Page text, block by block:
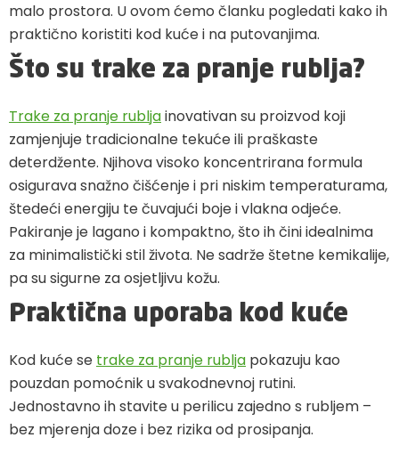
malo prostora. U ovom ćemo članku pogledati kako ih
praktično koristiti kod kuće i na putovanjima.
Što su trake za pranje rublja?
Trake za pranje rubljainovativan su proizvod koji
zamjenjuje tradicionalne tekuće ili praškaste
deterdžente. Njihova visoko koncentrirana formula
osigurava snažno čišćenje i pri niskim temperaturama,
štedeći energiju te čuvajući boje i vlakna odjeće.
Pakiranje je lagano i kompaktno, što ih čini idealnima
za minimalistički stil života. Ne sadrže štetne kemikalije,
pa su sigurne za osjetljivu kožu.
Praktična uporaba kod kuće
Kod kuće se trake za pranje rublja pokazuju kao
pouzdan pomoćnik u svakodnevnoj rutini.
Jednostavno ih stavite u perilicu zajedno s rubljem –
bez mjerenja doze i bez rizika od prosipanja.